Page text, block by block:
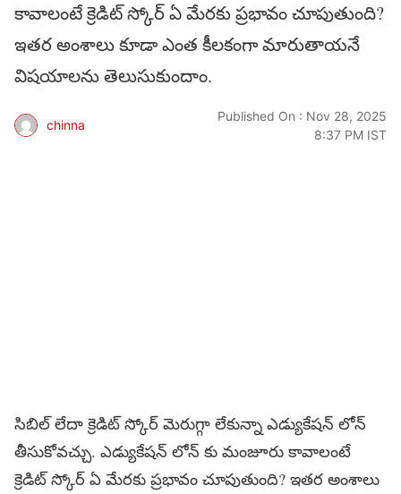
కావాలంటే క్రెడిట్ స్కోర్ ఏ మేరకు ప్రభావం చూపుతుంది?
ఇతర అంశాలు కూడా ఎంత కీలకంగా మారుతాయనే
విషయాలను తెలుసుకుందాం.
chinna
Published On : Nov 28, 2025
8:37 PM IST
సిబిల్ లేదా క్రెడిట్ స్కోర్ మెరుగ్గా లేకున్నా ఎడ్యుకేషన్ లోన్
తీసుకోవచ్చు. ఎడ్యుకేషన్ లోన్ కు మంజూరు కావాలంటే
క్రెడిట్ స్కోర్ ఏ మేరకు ప్రభావం చూపుతుంది? ఇతర అంశాలు